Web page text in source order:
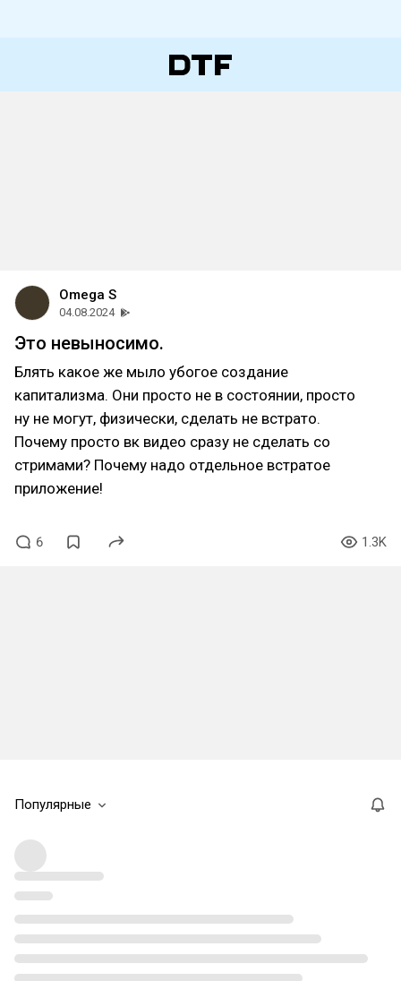
Omega S
04.08.2024
Это невыносимо.
Блять какое же мыло убогое создание
капитализма. Они просто не в состоянии, просто
ну не могут, физически, сделать не встрато.
Почему просто вк видео сразу не сделать со
стримами? Почему надо отдельное встратое
приложение!
6 1.3K
Популярные